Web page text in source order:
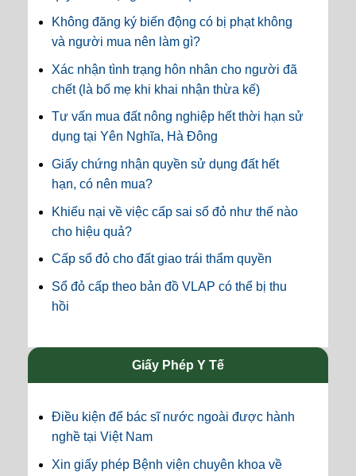
Không đăng ký biến động có bị phạt không
và người mua nên làm gì?
Xác nhận tình trạng hôn nhân cho người đã
chết (là bố mẹ khi khai nhận thừa kế)
Tư vấn mua đất nông nghiệp hết thời hạn sử
dụng tại Yên Nghĩa, Hà Đông
Giấy chứng nhận quyền sử dụng đất hết
hạn, có nên mua?
Khiếu nại về việc cấp sai sổ đỏ như thế nào
cho hiệu quả?
Cấp sổ đỏ cho đất giao trái thẩm quyền
Sổ đỏ cấp theo bản đồ VLAP có thể bị thu
hồi
Giấy Phép Y Tế
Điều kiện để bác sĩ nước ngoài được hành
nghề tại Việt Nam
Xin giấy phép Bệnh viện chuyên khoa về